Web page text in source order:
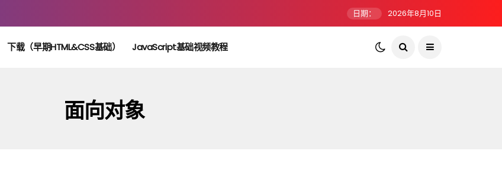
日期： 2026年8月10日
下载（早期HTML&CSS基础） JavaScript基础视频教程
面向对象